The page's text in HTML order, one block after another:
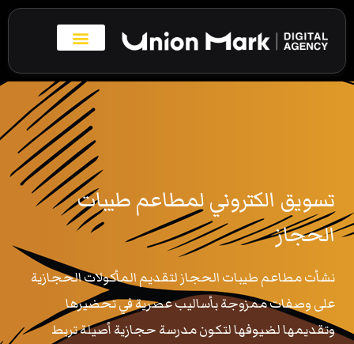
تخطي
المحتوى
تسويق الكتروني لمطاعم طيبات
الحجاز
نشأت مطاعم طيبات الحجاز لتقديم المأكولات الحجازية
على وصفات ممزوجة بأساليب عصرية في تحضيرها
وتقديمها لضيوفها لتكون مدرسة حجازية أصيلة تربط